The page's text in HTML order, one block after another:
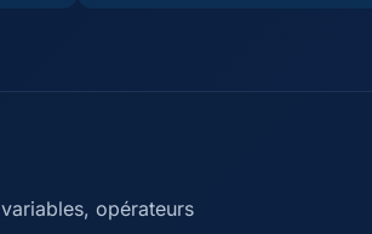
opérateurs